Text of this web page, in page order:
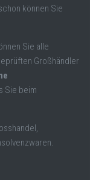
können Sie
Sie alle
Großhändler
Sie beim